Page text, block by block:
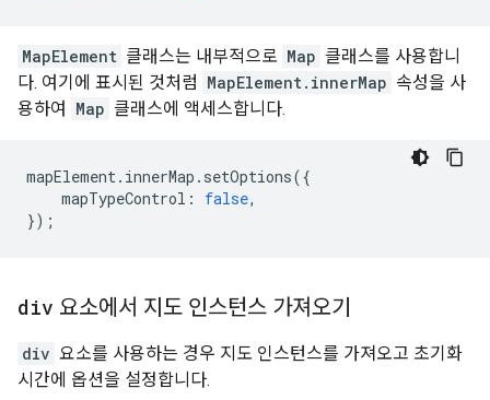
MapElement 클래스는 내부적으로 Map 클래스를 사용합니
다. 여기에 표시된 것처럼 MapElement.innerMap 속성을 사
용하여
Map 클래스에 액세스합니다.
mapElement. innerMap . setOptions({
mapTypeControl : false,
});
div 요소에서 지도 인스턴스 가져오기
div 요소를 사용하는 경우 지도 인스턴스를 가져오고 초기화
시간에 옵션을 설정합니다.